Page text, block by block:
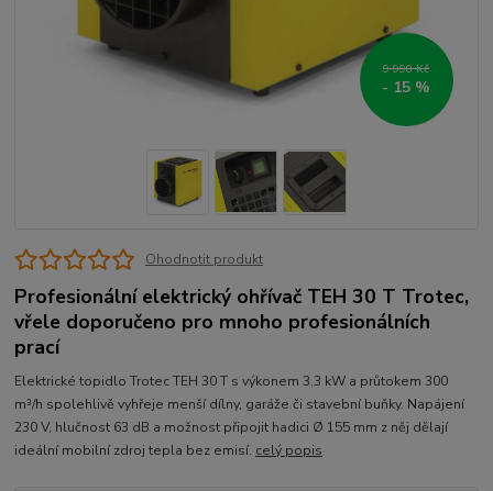
9 990 Kč
- 15 %
Ohodnotit produkt
Profesionální elektrický ohřívač TEH 30 T Trotec,
vřele doporučeno pro mnoho profesionálních
prací
Elektrické topidlo Trotec TEH 30 T s výkonem 3,3 kW a průtokem 300
m³/h spolehlivě vyhřeje menší dílny, garáže či stavební buňky. Napájení
230 V, hlučnost 63 dB a možnost připojit hadici Ø 155 mm z něj dělají
ideální mobilní zdroj tepla bez emisí. celý popis